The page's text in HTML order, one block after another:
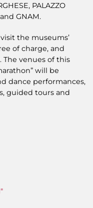
PALAZZO
and GNAM.
the museums’
of charge, and
venues of this
will be
dance performances,
guided tours and